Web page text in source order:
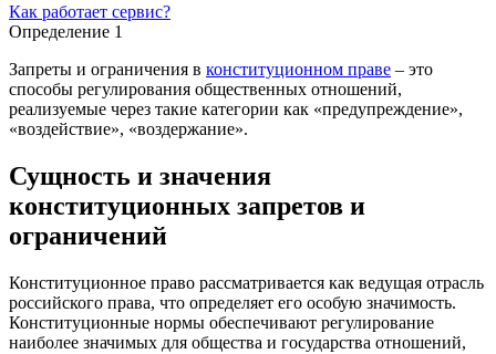
Как работает сервис?
Определение 1
Запреты и ограничения в конституционном праве – это
способы регулирования общественных отношений,
реализуемые через такие категории как «предупреждение»,
«воздействие», «воздержание».
Сущность и значения
конституционных запретов и
ограничений
Конституционное право рассматривается как ведущая отрасль
российского права, что определяет его особую значимость.
Конституционные нормы обеспечивают регулирование
наиболее значимых для общества и государства отношений,